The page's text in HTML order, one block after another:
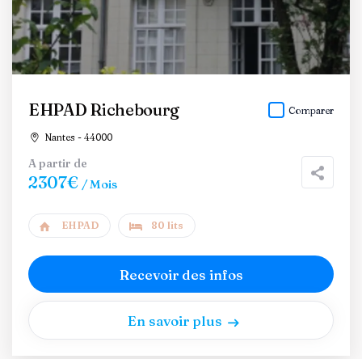
EHPAD Richebourg
Nantes - 44000
Comparer
A partir de
2307€ / Mois
EHPAD 80 lits
Recevoir des infos
En savoir plus